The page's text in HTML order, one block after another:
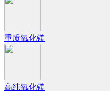
重质氧化镁
高纯氧化镁